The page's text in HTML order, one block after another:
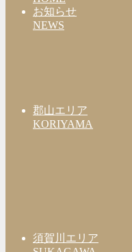
お知らせ
NEWS
郡山エリア
KORIYAMA
須賀川エリア